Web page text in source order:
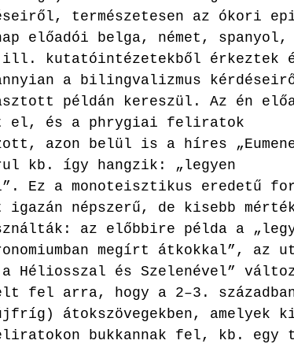
természetesen az ókori
előadói belga, német,
ill. kutatóintézetekből érkeztek
a bilingvalizmus
példán kereszül. Az én
el, és a phrygiai feliratok
azon belül is a híres
kb. így hangzik: „legyen
Ez a monoteisztikus eredetű
népszerű, de kisebb
az előbbire példa a
megírt átkokkal”, az
Héliosszal és Szelenével”
fel arra, hogy a 2–3.
átokszövegekben, amelyek
bukkannak fel, kb. egy